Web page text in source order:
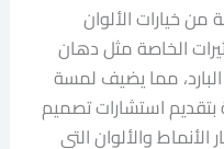
خيارات الألوان
الخاصة مثل دهان
مما يضيف لمسة
استشارات تصميم
والألوان التي